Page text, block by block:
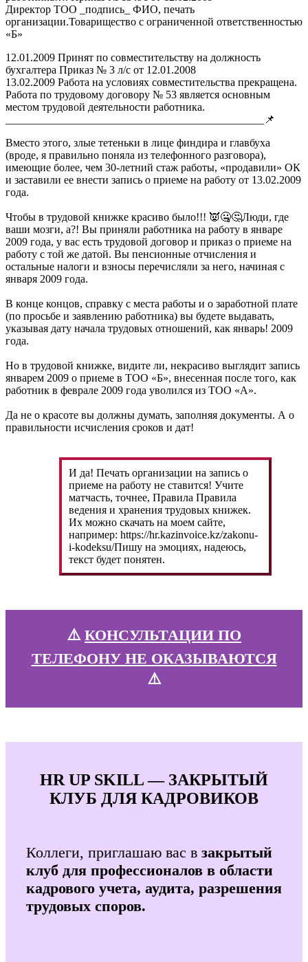
Директор ТОО _подпись_ ФИО, печать
организации.Товарищество с ограниченной ответственностью
«Б»
12.01.2009 Принят по совместительству на должность
бухгалтера Приказ № 3 л/с от 12.01.2008
13.02.2009 Работа на условиях совместительства прекращена.
Работа по трудовому договору № 53 является основным
местом трудовой деятельности работника.
_______________________________________________📌
Вместо этого, злые тетеньки в лице финдира и главбуха
(вроде, я правильно поняла из телефонного разговора),
имеющие более, чем 30-летний стаж работы, «продавили» ОК
и заставили ее внести запись о приеме на работу от 13.02.2009
года.
Чтобы в трудовой книжке красиво было!!! 👿🤐🤔Люди, где
ваши мозги, а?! Вы приняли работника на работу в январе
2009 года, у вас есть трудовой договор и приказ о приеме на
работу с той же датой. Вы пенсионные отчисления и
остальные налоги и взносы перечисляли за него, начиная с
января 2009 года.
В конце концов, справку с места работы и о заработной плате
(по просьбе и заявлению работника) вы будете выдавать,
указывая дату начала трудовых отношений, как январь! 2009
года.
Но в трудовой книжке, видите ли, некрасиво выглядит запись
январем 2009 о приеме в ТОО «Б», внесенная после того, как
работник в феврале 2009 года уволился из ТОО «А».
Да не о красоте вы должны думать, заполняя документы. А о
правильности исчисления сроков и дат!
И да! Печать организации на запись о
приеме на работу не ставится! Учите
матчасть, точнее, Правила Правила
ведения и хранения трудовых книжек.
Их можно скачать на моем сайте,
например: https://hr.kazinvoice.kz/zakonu-
i-kodeksu/Пишу на эмоциях, надеюсь,
текст будет понятен.
⚠️ КОНСУЛЬТАЦИИ ПО
ТЕЛЕФОНУ НЕ ОКАЗЫВАЮТСЯ
⚠️
HR UP SKILL — ЗАКРЫТЫЙ
КЛУБ ДЛЯ КАДРОВИКОВ
Коллеги, приглашаю вас в закрытый
клуб для профессионалов в области
кадрового учета, аудита, разрешения
трудовых споров.